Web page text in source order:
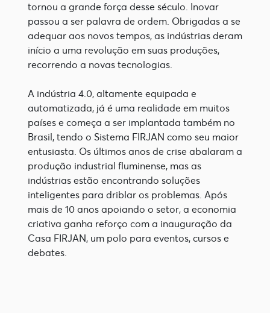
tornou a grande força desse século. Inovar
passou a ser palavra de ordem. Obrigadas a se
adequar aos novos tempos, as indústrias deram
início a uma revolução em suas produções,
recorrendo a novas tecnologias.
A indústria 4.0, altamente equipada e
automatizada, já é uma realidade em muitos
países e começa a ser implantada também no
Brasil, tendo o Sistema FIRJAN como seu maior
entusiasta. Os últimos anos de crise abalaram a
produção industrial fluminense, mas as
indústrias estão encontrando soluções
inteligentes para driblar os problemas. Após
mais de 10 anos apoiando o setor, a economia
criativa ganha reforço com a inauguração da
Casa FIRJAN, um polo para eventos, cursos e
debates.